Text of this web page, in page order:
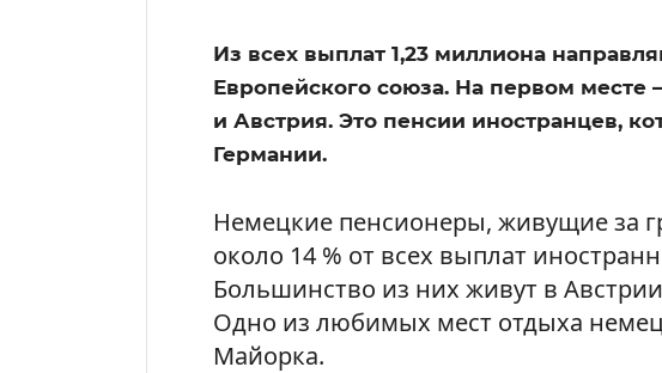
Из всех выплат 1,23 миллиона
Европейского союза. На первом месте
и Австрия. Это пенсии иностранцев,
Германии.
Немецкие пенсионеры, живущие за
около 14 % от всех выплат
Большинство из них живут в
Одно из любимых мест отдыха
Майорка.